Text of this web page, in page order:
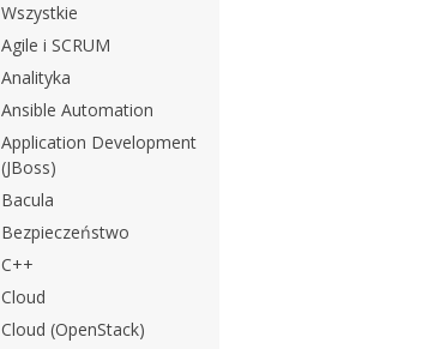
Wszystkie
Agile i SCRUM
Analityka
Ansible Automation
Application Development
(JBoss)
Bacula
Bezpieczeństwo
C++
Cloud
Cloud (OpenStack)